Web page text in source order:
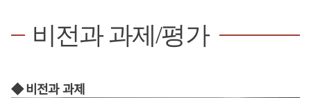
비전과 과제/평가
◆ 비전과 과제